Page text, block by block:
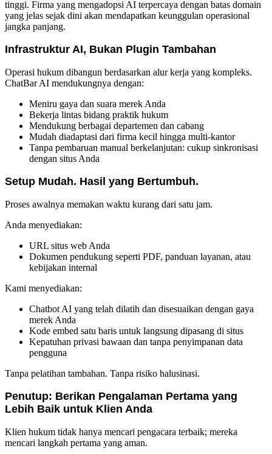
tinggi. Firma yang mengadopsi AI terpercaya dengan batas domain
yang jelas sejak dini akan mendapatkan keunggulan operasional
jangka panjang.
Infrastruktur AI, Bukan Plugin Tambahan
Operasi hukum dibangun berdasarkan alur kerja yang kompleks.
ChatBar AI mendukungnya dengan:
Meniru gaya dan suara merek Anda
Bekerja lintas bidang praktik hukum
Mendukung berbagai departemen dan cabang
Mudah diadaptasi dari firma kecil hingga multi-kantor
Tanpa pembaruan manual berkelanjutan: cukup sinkronisasi
dengan situs Anda
Setup Mudah. Hasil yang Bertumbuh.
Proses awalnya memakan waktu kurang dari satu jam.
Anda menyediakan:
URL situs web Anda
Dokumen pendukung seperti PDF, panduan layanan, atau
kebijakan internal
Kami menyediakan:
Chatbot AI yang telah dilatih dan disesuaikan dengan gaya
merek Anda
Kode embed satu baris untuk langsung dipasang di situs
Kepatuhan privasi bawaan dan tanpa penyimpanan data
pengguna
Tanpa pelatihan tambahan. Tanpa risiko halusinasi.
Penutup: Berikan Pengalaman Pertama yang
Lebih Baik untuk Klien Anda
Klien hukum tidak hanya mencari pengacara terbaik; mereka
mencari langkah pertama yang aman.